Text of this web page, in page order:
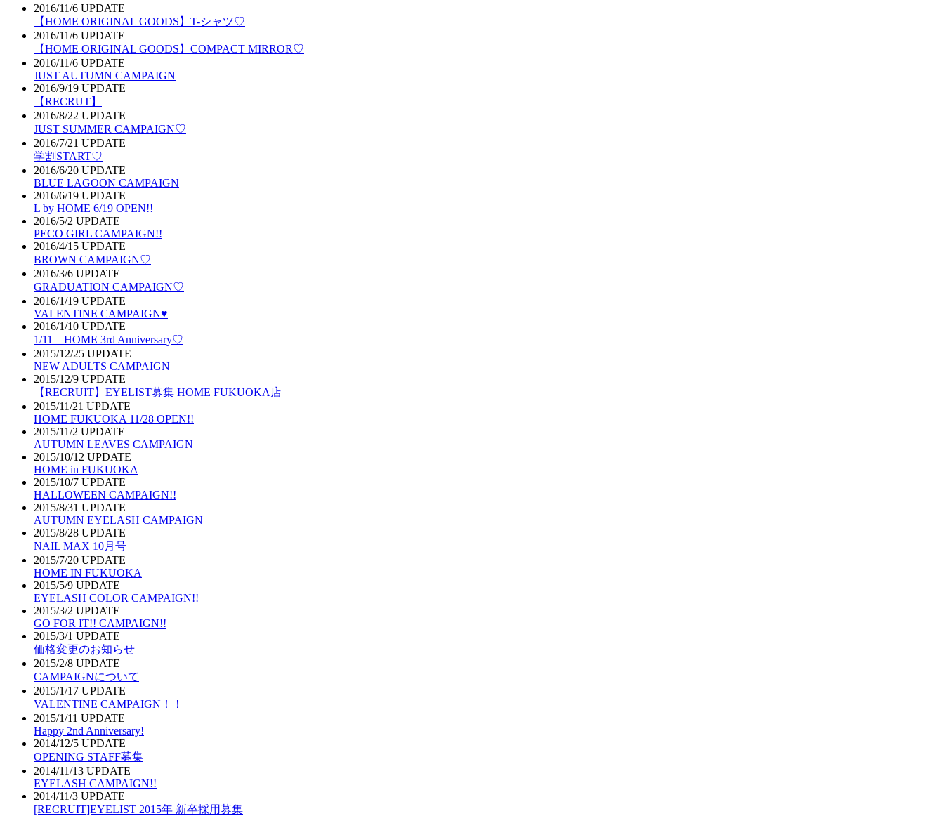
2016/11/6 UPDATE
【HOME ORIGINAL GOODS】T-シャツ♡
2016/11/6 UPDATE
【HOME ORIGINAL GOODS】COMPACT MIRROR♡
2016/11/6 UPDATE
JUST AUTUMN CAMPAIGN
2016/9/19 UPDATE
【RECRUT】
2016/8/22 UPDATE
JUST SUMMER CAMPAIGN♡
2016/7/21 UPDATE
学割START♡
2016/6/20 UPDATE
BLUE LAGOON CAMPAIGN
2016/6/19 UPDATE
L by HOME 6/19 OPEN!!
2016/5/2 UPDATE
PECO GIRL CAMPAIGN!!
2016/4/15 UPDATE
BROWN CAMPAIGN♡
2016/3/6 UPDATE
GRADUATION CAMPAIGN♡
2016/1/19 UPDATE
VALENTINE CAMPAIGN♥︎
2016/1/10 UPDATE
1/11 HOME 3rd Anniversary♡
2015/12/25 UPDATE
NEW ADULTS CAMPAIGN
2015/12/9 UPDATE
【RECRUIT】EYELIST募集 HOME FUKUOKA店
2015/11/21 UPDATE
HOME FUKUOKA 11/28 OPEN!!
2015/11/2 UPDATE
AUTUMN LEAVES CAMPAIGN
2015/10/12 UPDATE
HOME in FUKUOKA
2015/10/7 UPDATE
HALLOWEEN CAMPAIGN!!
2015/8/31 UPDATE
AUTUMN EYELASH CAMPAIGN
2015/8/28 UPDATE
NAIL MAX 10月号
2015/7/20 UPDATE
HOME IN FUKUOKA
2015/5/9 UPDATE
EYELASH COLOR CAMPAIGN!!
2015/3/2 UPDATE
GO FOR IT!! CAMPAIGN!!
2015/3/1 UPDATE
価格変更のお知らせ
2015/2/8 UPDATE
CAMPAIGNについて
2015/1/17 UPDATE
VALENTINE CAMPAIGN！！
2015/1/11 UPDATE
Happy 2nd Anniversary!
2014/12/5 UPDATE
OPENING STAFF募集
2014/11/13 UPDATE
EYELASH CAMPAIGN!!
2014/11/3 UPDATE
[RECRUIT]EYELIST 2015年 新卒採用募集